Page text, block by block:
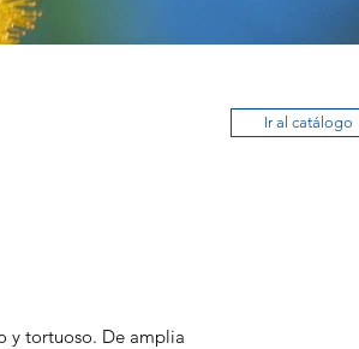
Ir al catálogo
y tortuoso. De amplia